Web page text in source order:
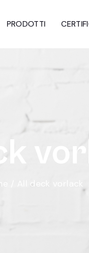
PRODOTTI
c orl
All deck vorlack